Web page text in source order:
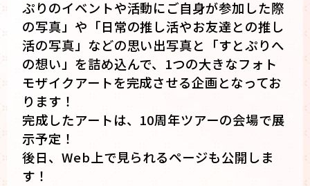
ぷりのイベントや活動にご自身が参加した際
の写真」や「日常の推し活やお友達との推し
活の写真」などの思い出写真と「すとぷりへ
の想い」を詰め込んで、1つの大きなフォト
モザイクアートを完成させる企画となってお
ります！
完成したアートは、10周年ツアーの会場で展
示予定！
後日、Web上で見られるページも公開しま
す！